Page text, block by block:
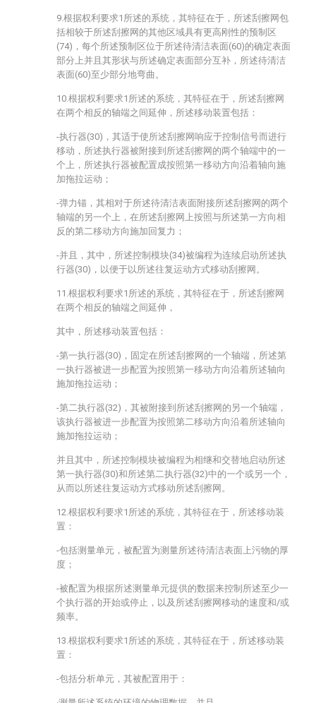
9.根据权利要求1所述的系统，其特征在于，所述刮擦网包
括相较于所述刮擦网的其他区域具有更高刚性的预制区
(74)，每个所述预制区位于所述待清洁表面(60)的确定表面
部分上并且其形状与所述确定表面部分互补，所述待清洁
表面(60)至少部分地弯曲。
10.根据权利要求1所述的系统，其特征在于，所述刮擦网
在两个相反的轴端之间延伸，所述移动装置包括：
-执行器(30)，其适于使所述刮擦网响应于控制信号而进行
移动，所述执行器被附接到所述刮擦网的两个轴端中的一
个上，所述执行器被配置成按照第一移动方向沿着轴向施
加拖拉运动；
-弹力锚，其相对于所述待清洁表面附接所述刮擦网的两个
轴端的另一个上，在所述刮擦网上按照与所述第一方向相
反的第二移动方向施加回复力；
-并且，其中，所述控制模块(34)被编程为连续启动所述执
行器(30)，以便于以所述往复运动方式移动刮擦网。
11.根据权利要求1所述的系统，其特征在于，所述刮擦网
在两个相反的轴端之间延伸，
其中，所述移动装置包括：
-第一执行器(30)，固定在所述刮擦网的一个轴端，所述第
一执行器被进一步配置为按照第一移动方向沿着所述轴向
施加拖拉运动；
-第二执行器(32)，其被附接到所述刮擦网的另一个轴端，
该执行器被进一步配置为按照第二移动方向沿着所述轴向
施加拖拉运动；
并且其中，所述控制模块被编程为相继和交替地启动所述
第一执行器(30)和所述第二执行器(32)中的一个或另一个，
从而以所述往复运动方式移动所述刮擦网。
12.根据权利要求1所述的系统，其特征在于，所述移动装
置：
-包括测量单元，被配置为测量所述待清洁表面上污物的厚
度；
-被配置为根据所述测量单元提供的数据来控制所述至少一
个执行器的开始或停止，以及所述刮擦网移动的速度和/或
频率。
13.根据权利要求1所述的系统，其特征在于，所述移动装
置：
-包括分析单元，其被配置用于：